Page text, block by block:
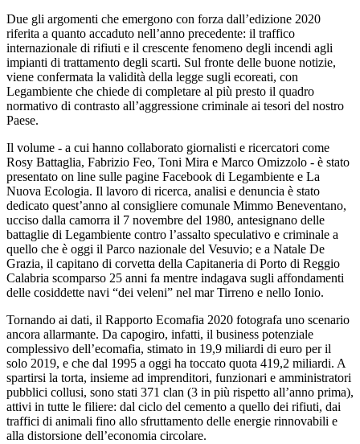
Due gli argomenti che emergono con forza dall’edizione 2020
riferita a quanto accaduto nell’anno precedente: il traffico
internazionale di rifiuti e il crescente fenomeno degli incendi agli
impianti di trattamento degli scarti. Sul fronte delle buone notizie,
viene confermata la validità della legge sugli ecoreati, con
Legambiente che chiede di completare al più presto il quadro
normativo di contrasto all’aggressione criminale ai tesori del nostro
Paese.
Il volume - a cui hanno collaborato giornalisti e ricercatori come
Rosy Battaglia, Fabrizio Feo, Toni Mira e Marco Omizzolo - è stato
presentato on line sulle pagine Facebook di Legambiente e La
Nuova Ecologia. Il lavoro di ricerca, analisi e denuncia è stato
dedicato quest’anno al consigliere comunale Mimmo Beneventano,
ucciso dalla camorra il 7 novembre del 1980, antesignano delle
battaglie di Legambiente contro l’assalto speculativo e criminale a
quello che è oggi il Parco nazionale del Vesuvio; e a Natale De
Grazia, il capitano di corvetta della Capitaneria di Porto di Reggio
Calabria scomparso 25 anni fa mentre indagava sugli affondamenti
delle cosiddette navi “dei veleni” nel mar Tirreno e nello Ionio.
Tornando ai dati, il Rapporto Ecomafia 2020 fotografa uno scenario
ancora allarmante. Da capogiro, infatti, il business potenziale
complessivo dell’ecomafia, stimato in 19,9 miliardi di euro per il
solo 2019, e che dal 1995 a oggi ha toccato quota 419,2 miliardi. A
spartirsi la torta, insieme ad imprenditori, funzionari e amministratori
pubblici collusi, sono stati 371 clan (3 in più rispetto all’anno prima),
attivi in tutte le filiere: dal ciclo del cemento a quello dei rifiuti, dai
traffici di animali fino allo sfruttamento delle energie rinnovabili e
alla distorsione dell’economia circolare.